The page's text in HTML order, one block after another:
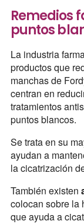
Remedios
puntos
La industria
productos que
manchas de
centran en
tratamientos
puntos blancos.
Se trata en su
ayudan a
la cicatrización
También existen
colocan sobre la
que ayuda a